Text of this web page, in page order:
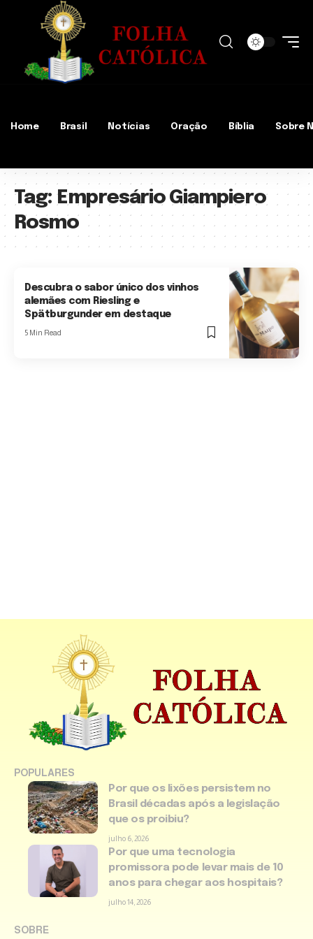
Home Brasil Notícias Oração Bíblia Sobre
Tag: Empresário Giampiero
Rosmo
Descubra o sabor único dos vinhos
alemães com Riesling e
Spätburgunder em destaque
5 Min Read
POPULARES
Por que os lixões persistem no
Brasil décadas após a legislação
que os proibiu?
julho 6, 2026
Por que uma tecnologia
promissora pode levar mais de 10
anos para chegar aos hospitais?
julho 14, 2026
SOBRE